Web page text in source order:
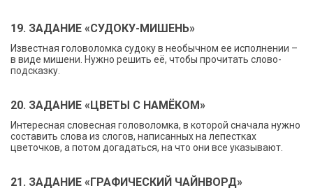
19. ЗАДАНИЕ «СУДОКУ-МИШЕНЬ»
Известная головоломка судоку в необычном ее исполнении –
в виде мишени. Нужно решить её, чтобы прочитать слово-
подсказку.
20. ЗАДАНИЕ «ЦВЕТЫ С НАМЁКОМ»
Интересная словесная головоломка, в которой сначала нужно
составить слова из слогов, написанных на лепестках
цветочков, а потом догадаться, на что они все указывают.
21. ЗАДАНИЕ «ГРАФИЧЕСКИЙ ЧАЙНВОРД»